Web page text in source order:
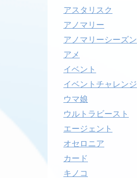
アスタリスク
アノマリー
アノマリーシーズン
アメ
イベント
イベントチャレンジ
ウマ娘
ウルトラビースト
エージェント
オセロニア
カード
キノコ